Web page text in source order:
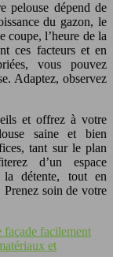
pelouse dépend de
du gazon, le
coupe, l’heure de la
ces facteurs et en
vous pouvez
Adaptez, observez
et offrez à votre
saine et bien
tant sur le plan
d’un espace
la détente, tout en
soin de votre
façade facilement
et